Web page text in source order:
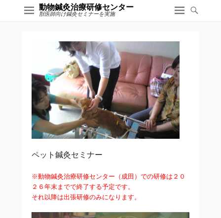
動物鍼灸治療研修センター
獣医師向け鍼灸セミナーを実施
ペット鍼灸セミナー
※動物鍼灸治療研修センター（成田）での研修は２０
２６年末までで終了する予定です。
それ以降は出張研修のみになります。